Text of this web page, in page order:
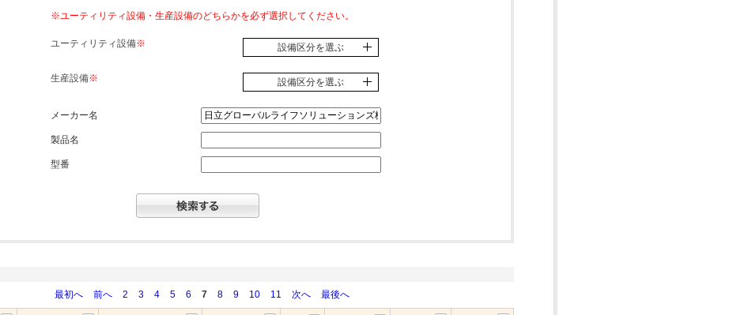
※ユーティリティ設備・生産設備のどちらかを必ず選択してください。
ユーティリティ設備※ 設備区分を選ぶ
生産設備※ 設備区分を選ぶ
メーカー名
製品名
型番
最初へ
前へ 2 3 4 5 6 7 8 9 10 11 次へ 最後へ